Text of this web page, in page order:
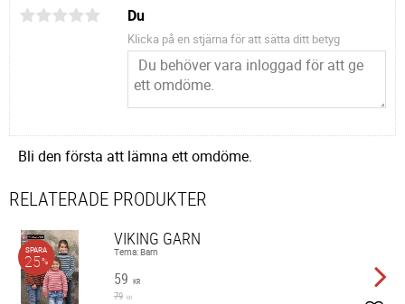
Du
Klicka på en stjärna för att sätta ditt betyg
Bli den första att lämna ett omdöme.
RELATERADE PRODUKTER
VIKING GARN
Tema: Barn
59 KR
79 KR
SPARA
25%